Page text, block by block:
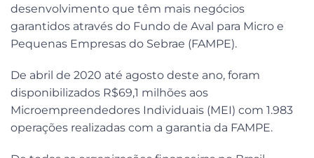
desenvolvimento que têm mais negócios
garantidos através do Fundo de Aval para Micro e
Pequenas Empresas do Sebrae (FAMPE).
De abril de 2020 até agosto deste ano, foram
disponibilizados R$69,1 milhões aos
Microempreendedores Individuais (MEI) com 1.983
operações realizadas com a garantia da FAMPE.